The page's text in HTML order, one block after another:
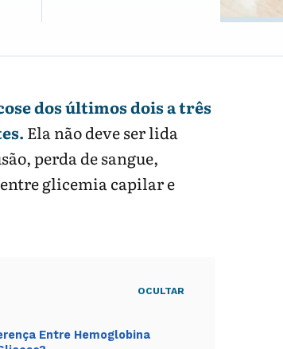
dos últimos dois a três
Ela não deve ser lida
perda de sangue,
glicemia capilar e
OCULTAR
Entre Hemoglobina